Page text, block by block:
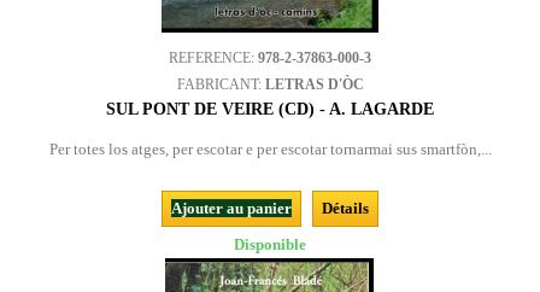
REFERENCE: 978-2-37863-000-3
FABRICANT: LETRAS D'ÒC
SUL PONT DE VEIRE (CD) - A. LAGARDE
Per totes los atges, per escotar e per escotar tornarmai sus smartfòn,...
Ajouter au panier
Détails
Disponible